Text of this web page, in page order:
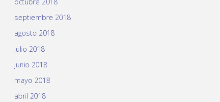
septiembre 2018
agosto 2018
julio 2018
junio 2018
mayo 2018
abril 2018